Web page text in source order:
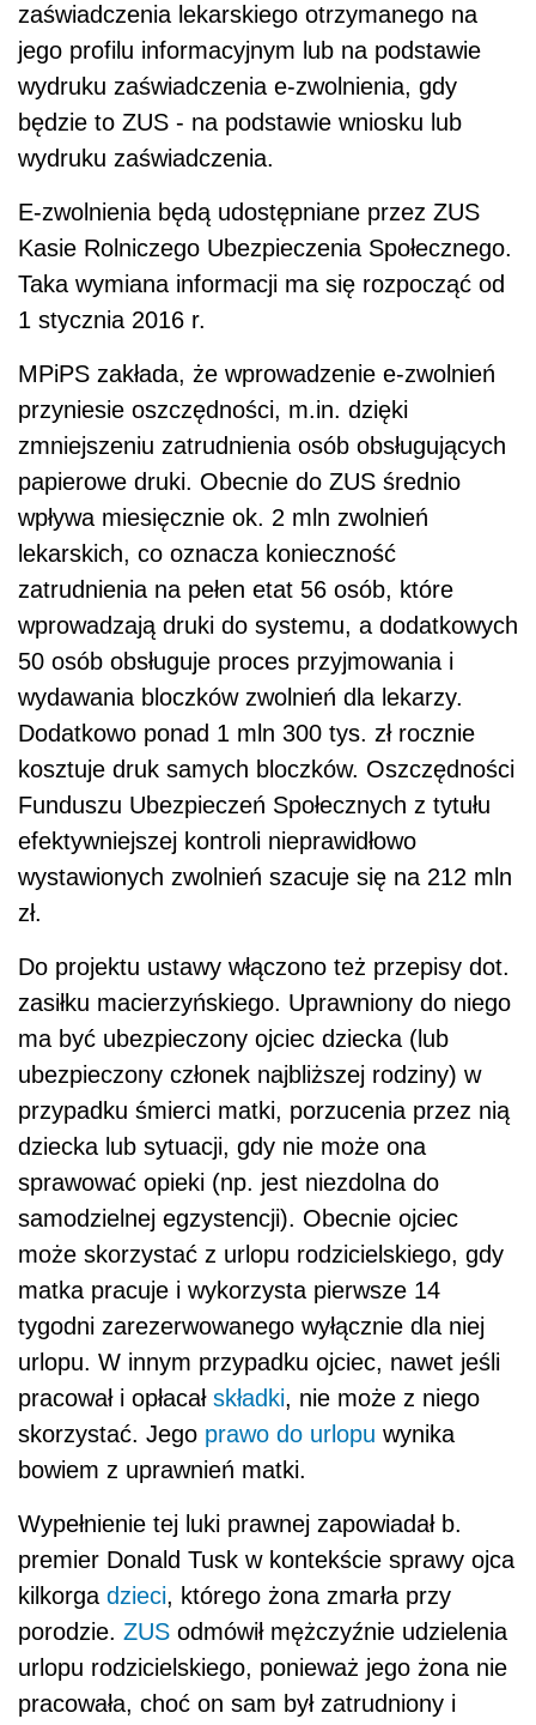
zaświadczenia lekarskiego otrzymanego na
jego profilu informacyjnym lub na podstawie
wydruku zaświadczenia e-zwolnienia, gdy
będzie to ZUS - na podstawie wniosku lub
wydruku zaświadczenia.
E-zwolnienia będą udostępniane przez ZUS
Kasie Rolniczego Ubezpieczenia Społecznego.
Taka wymiana informacji ma się rozpocząć od
1 stycznia 2016 r.
MPiPS zakłada, że wprowadzenie e-zwolnień
przyniesie oszczędności, m.in. dzięki
zmniejszeniu zatrudnienia osób obsługujących
papierowe druki. Obecnie do ZUS średnio
wpływa miesięcznie ok. 2 mln zwolnień
lekarskich, co oznacza konieczność
zatrudnienia na pełen etat 56 osób, które
wprowadzają druki do systemu, a dodatkowych
50 osób obsługuje proces przyjmowania i
wydawania bloczków zwolnień dla lekarzy.
Dodatkowo ponad 1 mln 300 tys. zł rocznie
kosztuje druk samych bloczków. Oszczędności
Funduszu Ubezpieczeń Społecznych z tytułu
efektywniejszej kontroli nieprawidłowo
wystawionych zwolnień szacuje się na 212 mln
zł.
Do projektu ustawy włączono też przepisy dot.
zasiłku macierzyńskiego. Uprawniony do niego
ma być ubezpieczony ojciec dziecka (lub
ubezpieczony członek najbliższej rodziny) w
przypadku śmierci matki, porzucenia przez nią
dziecka lub sytuacji, gdy nie może ona
sprawować opieki (np. jest niezdolna do
samodzielnej egzystencji). Obecnie ojciec
może skorzystać z urlopu rodzicielskiego, gdy
matka pracuje i wykorzysta pierwsze 14
tygodni zarezerwowanego wyłącznie dla niej
urlopu. W innym przypadku ojciec, nawet jeśli
pracował i opłacał składki, nie może z niego
skorzystać. Jego prawo do urlopu wynika
bowiem z uprawnień matki.
Wypełnienie tej luki prawnej zapowiadał b.
premier Donald Tusk w kontekście sprawy ojca
kilkorga dzieci, którego żona zmarła przy
porodzie. ZUS odmówił mężczyźnie udzielenia
urlopu rodzicielskiego, ponieważ jego żona nie
pracowała, choć on sam był zatrudniony i